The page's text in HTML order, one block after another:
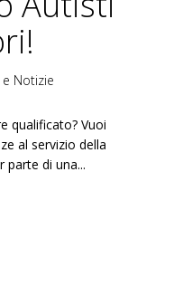
e Notizie
qualificato? Vuoi
al servizio della
parte di una...